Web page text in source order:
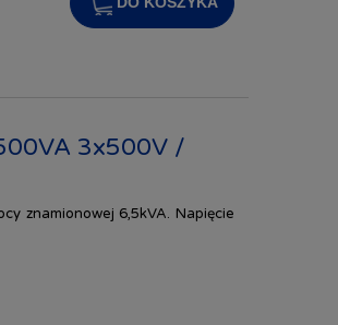
3x500V /
znamionowej 6,5kVA. Napięcie